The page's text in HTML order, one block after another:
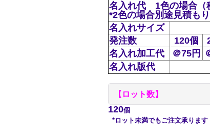
名入れ代 1色の場合（
*2色の場合別途見積もり
名入れサイズ
発注数
120個
名入れ加工代
＠75円
名入れ版代
【 ロット数】
120個
*ロット未満でもご注文承ります